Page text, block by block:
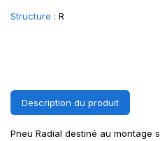
Structure : R
Description du produit
Pneu Radial destiné au montage